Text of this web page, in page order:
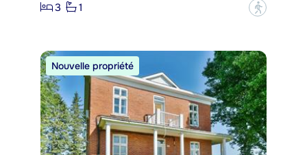
3
1 ?
Nouvelle propriété